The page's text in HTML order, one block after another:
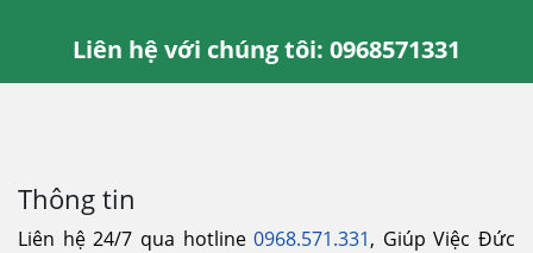
Liên hệ với chúng tôi: 0968571331
Thông tin
Liên hệ 24/7 qua hotline0968.571.331, Giúp Việc Đức